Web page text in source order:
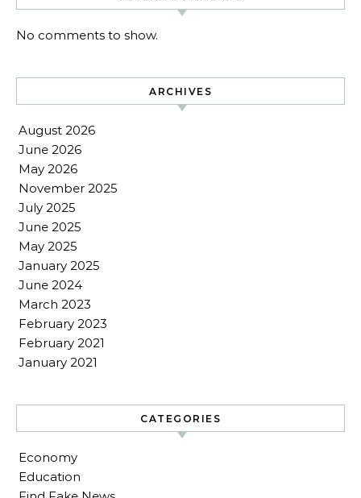
No comments to show.
ARCHIVES
August 2026
June 2026
May 2026
November 2025
July 2025
June 2025
May 2025
January 2025
June 2024
March 2023
February 2023
February 2021
January 2021
CATEGORIES
Economy
Education